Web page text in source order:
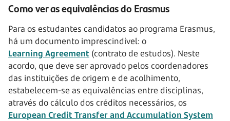
Como ver as equivalências do Erasmus
Para os estudantes candidatos ao programa Erasmus,
há um documento imprescindível: o
Learning Agreement (contrato de estudos). Neste
acordo, que deve ser aprovado pelos coordenadores
das instituições de origem e de acolhimento,
estabelecem-se as equivalências entre disciplinas,
através do cálculo dos créditos necessários, os
European Credit Transfer and Accumulation System